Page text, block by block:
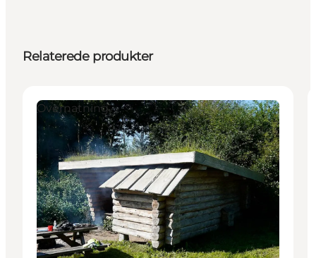
Relaterede produkter
Overnatning